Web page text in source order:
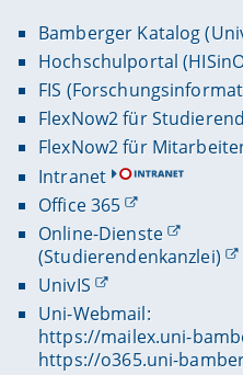
Bamberger Katalog
Hochschulportal
FIS
FlexNow2 für
FlexNow2 für
Intranet
Office 365
Online-Dienste
(Studierendenkanzlei)
UnivIS
Uni-Webmail:
https://mailex.uni-
https://o365.uni-